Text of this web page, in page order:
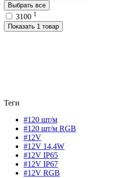
Выбрать все
3100 1
Показать 1 товар
Теги
#120 шт/м
#120 шт/м RGB
#12V
#12V 14,4W
#12V IP65
#12V IP67
#12V RGB